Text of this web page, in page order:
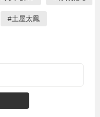
#土屋太鳳